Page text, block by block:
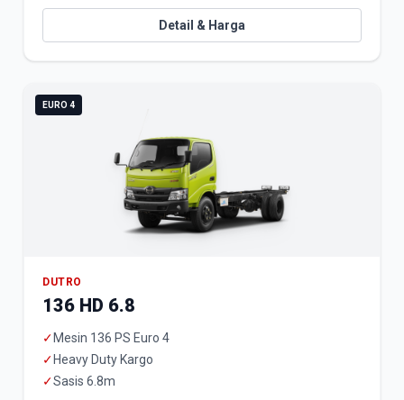
Detail & Harga
EURO 4
DUTRO
136 HD 6.8
✓ Mesin 136 PS Euro 4
✓ Heavy Duty Kargo
✓Sasis 6.8m